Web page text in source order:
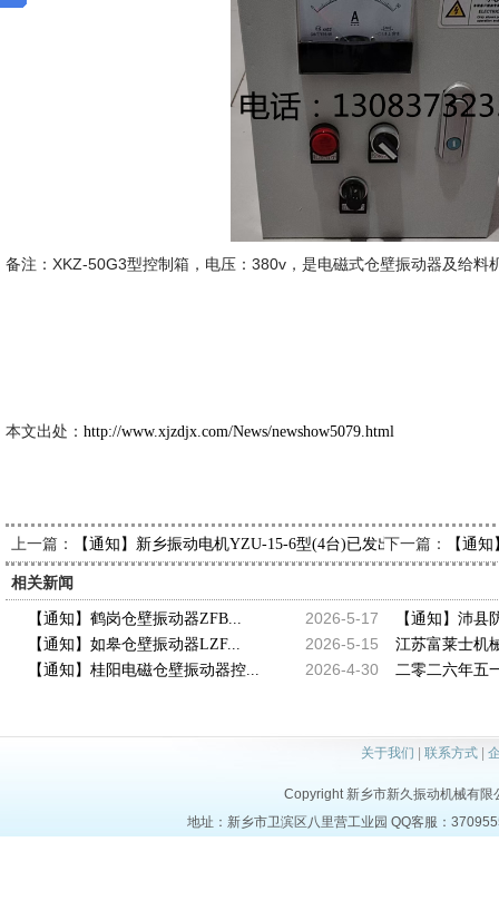
备注：XKZ-50G3型控制箱，电压：380v，是电磁式仓壁振动器及给料
本文出处： http://www.xjzdjx.com/News/newshow5079.html
上一篇： 【通知】新乡振动电机YZU-15-6型(4台)已发出，请杨经理查
下一篇： 【通
相关新闻
2026-5-17
【通知】鹤岗仓壁振动器ZFB... 【通知】沛县
2026-5-15
【通知】如皋仓壁振动器LZF... 江苏富莱士机
2026-4-30
【通知】桂阳电磁仓壁振动器控... 二零二六年五
关于我们 联系方式|
Copyright 新乡市新久振动机械有
地址：新乡市卫滨区八里营工业园 QQ客服：